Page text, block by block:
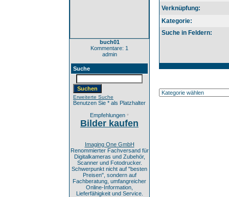
buch01
Kommentare: 1
admin
Suche
Erweiterte Suche
Benutzen Sie * als Platzhalter
Empfehlungen *
Bilder kaufen
Imaging One GmbH
Renommierter Fachversand für
Digitalkameras und Zubehör,
Scanner und Fotodrucker.
Schwerpunkt nicht auf "besten
Preisen", sondern auf
Fachberatung, umfangreicher
Online-Information,
Lieferfähigkeit und Service.
Verknüpfung:
Kategorie:
Suche in Feldern: